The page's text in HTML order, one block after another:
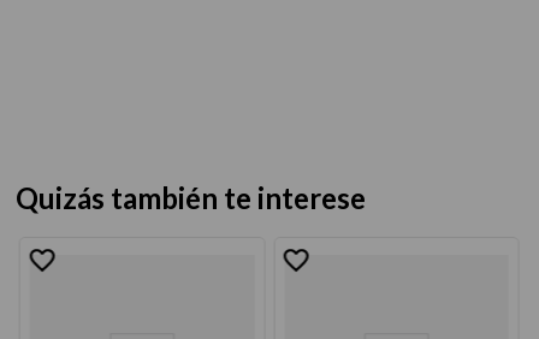
Quizás también te interese